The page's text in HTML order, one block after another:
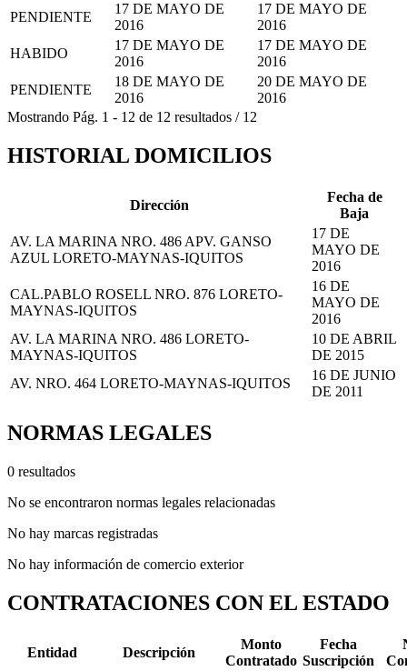
PENDIENTE
17 DE MAYO DE
2016
17 DE MAYO DE
2016
HABIDO
17 DE MAYO DE
2016
17 DE MAYO DE
2016
PENDIENTE
18 DE MAYO DE
2016
20 DE MAYO DE
2016
Mostrando Pág. 1 - 12 de 12 resultados / 12
HISTORIAL DOMICILIOS
Dirección
Fecha de
Baja
AV. LA MARINA NRO. 486 APV. GANSO
AZUL LORETO-MAYNAS-IQUITOS
17 DE
MAYO DE
2016
CAL.PABLO ROSELL NRO. 876 LORETO-
MAYNAS-IQUITOS
16 DE
MAYO DE
2016
AV. LA MARINA NRO. 486 LORETO-
MAYNAS-IQUITOS
10 DE ABRIL
DE 2015
AV. NRO. 464 LORETO-MAYNAS-IQUITOS
16 DE JUNIO
DE 2011
NORMAS LEGALES
0 resultados
No se encontraron normas legales relacionadas
No hay marcas registradas
No hay información de comercio exterior
CONTRATACIONES CON EL ESTADO
Entidad Descripción
Monto
Contratado
Fecha
Suscripción